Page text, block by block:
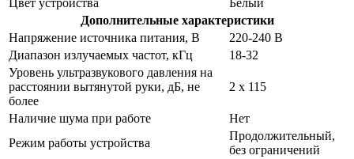
Цвет устройства
Белый
Дополнительные характеристики
Напряжение источника питания, В
220-240 В
Диапазон излучаемых частот, кГц
18-32
Уровень ультразвукового давления на
расстоянии вытянутой руки, дБ, не
более
2 х 115
Наличие шума при работе
Нет
Режим работы устройства
Продолжительный,
без ограничений